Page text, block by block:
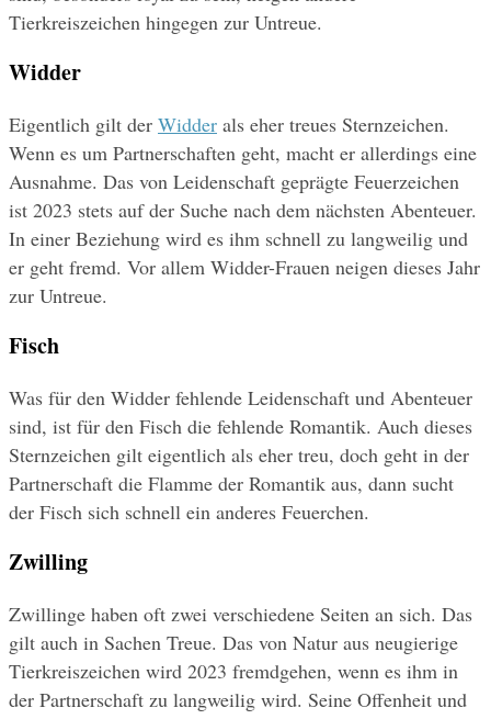
Tierkreiszeichen hingegen zur Untreue.
Widder
Eigentlich gilt der Widder als eher treues Sternzeichen.
Wenn es um Partnerschaften geht, macht er allerdings eine
Ausnahme. Das von Leidenschaft geprägte Feuerzeichen
ist 2023 stets auf der Suche nach dem nächsten Abenteuer.
In einer Beziehung wird es ihm schnell zu langweilig und
er geht fremd. Vor allem Widder-Frauen neigen dieses Jahr
zur Untreue.
Fisch
Was für den Widder fehlende Leidenschaft und Abenteuer
sind, ist für den Fisch die fehlende Romantik. Auch dieses
Sternzeichen gilt eigentlich als eher treu, doch geht in der
Partnerschaft die Flamme der Romantik aus, dann sucht
der Fisch sich schnell ein anderes Feuerchen.
Zwilling
Zwillinge haben oft zwei verschiedene Seiten an sich. Das
gilt auch in Sachen Treue. Das von Natur aus neugierige
Tierkreiszeichen wird 2023 fremdgehen, wenn es ihm in
der Partnerschaft zu langweilig wird. Seine Offenheit und